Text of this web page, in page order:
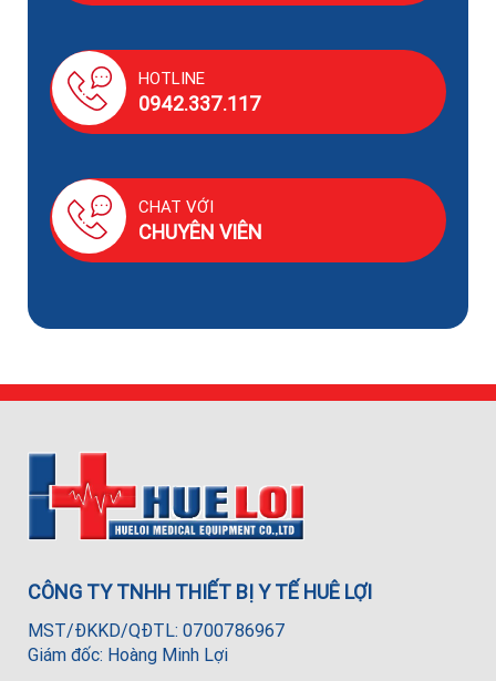
HOTLINE
0942.337.117
CHAT VỚI
CHUYÊN VIÊN
CÔNG TY TNHH THIẾT BỊ Y TẾ HUÊ LỢI
MST/ĐKKD/QĐTL: 0700786967
Giám đốc: Hoàng Minh Lợi